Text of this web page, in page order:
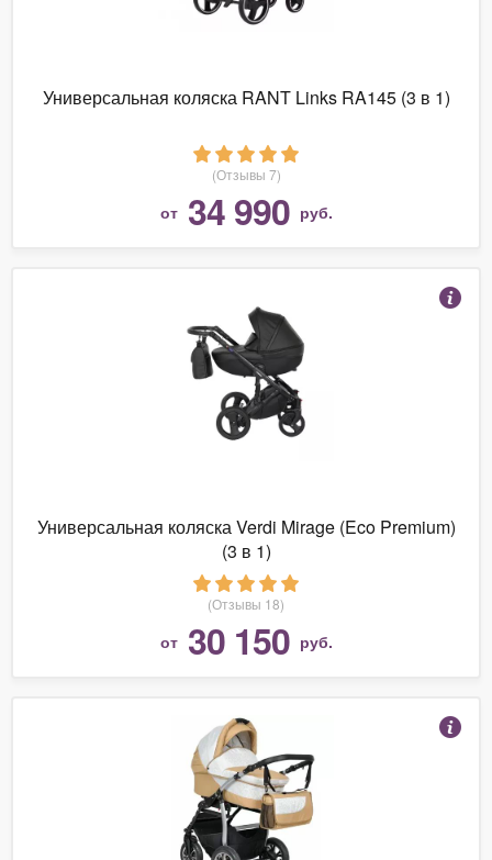
Универсальная коляска RANT Links RA145 (3 в 1)
(Отзывы 7)
от 34 990 руб.
Универсальная коляска Verdi Mirage (Eco Premium)
(3 в 1)
(Отзывы 18)
от 30 150 руб.